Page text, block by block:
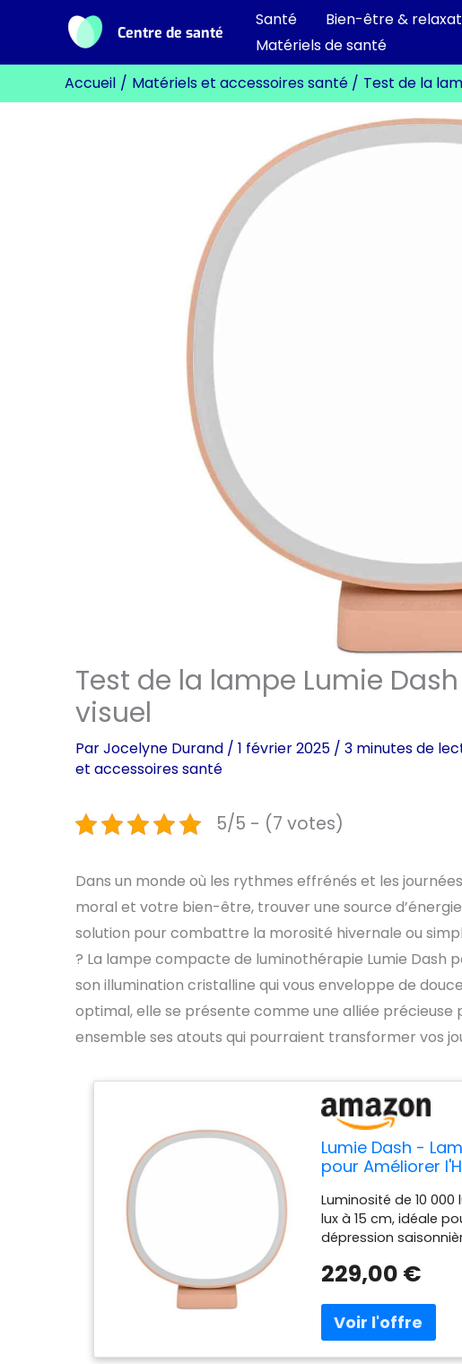
contenu
Centre de santé
Santé Bien-être &
Matériels de santé
Accueil Matériels et accessoires santé Test de la
Test de la lampe Lumie
visuel
ParJocelyne Durand / 1 février 2025 / 3 minutes de
et accessoires santé
5/5 - (7 votes)
Dans un monde où les rythmes effrénés et les
moral et votre bien-être, trouver une source
solution pour combattre la morosité hivernale ou
? La lampe compacte de luminothérapie Lumie Dash
son illumination cristalline qui vous enveloppe de
optimal, elle se présente comme une alliée
ensemble ses atouts qui pourraient transformer vos
Lumie Dash -
pour Améliorer
Luminosité de 10 000
lux à 15 cm, idéale
dépression
large spectre haut
avec un indice CRI
contraste élevé,
229,00 €